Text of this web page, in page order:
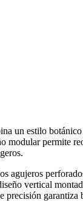
un estilo
permite
agujeros
vertical
precisión garantiza